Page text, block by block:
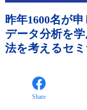
昨年1600名が
データ分析を
法を考えるセミ
Share